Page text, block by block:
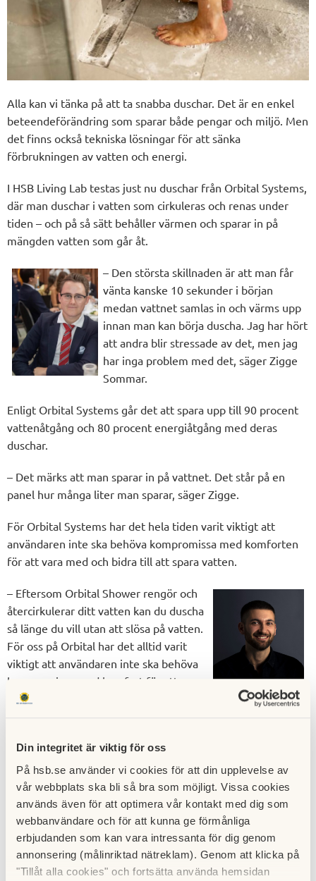
Din integritet är viktig för oss
På hsb.se använder vi cookies för att din upplevelse av
vår webbplats ska bli så bra som möjligt. Vissa cookies
används även för att optimera vår kontakt med dig som
webbanvändare och för att kunna ge förmånliga
erbjudanden som kan vara intressanta för dig genom
annonsering (målinriktad nätreklam). Genom att klicka på
"Tillåt alla cookies" och fortsätta använda hemsidan
Alla kan vi tänka på att ta snabba duschar. Det är en enkel
beteendeförändring som sparar både pengar och miljö. Men
det finns också tekniska lösningar för att sänka
förbrukningen av vatten och energi.
I HSB Living Lab testas just nu duschar från Orbital Systems,
där man duschar i vatten som cirkuleras och renas under
tiden – och på så sätt behåller värmen och sparar in på
mängden vatten som går åt.
– Den största skillnaden är att man får
vänta kanske 10 sekunder i början
medan vattnet samlas in och värms upp
innan man kan börja duscha. Jag har hört
att andra blir stressade av det, men jag
har inga problem med det, säger Zigge
Sommar.
Enligt Orbital Systems går det att spara upp till 90 procent
vattenåtgång och 80 procent energiåtgång med deras
duschar.
– Det märks att man sparar in på vattnet. Det står på en
panel hur många liter man sparar, säger Zigge.
För Orbital Systems har det hela tiden varit viktigt att
användaren inte ska behöva kompromissa med komforten
för att vara med och bidra till att spara vatten.
– Eftersom Orbital Shower rengör och
återcirkulerar ditt vatten kan du duscha
så länge du vill utan att slösa på vatten.
För oss på Orbital har det alltid varit
viktigt att användaren inte ska behöva
kompromissa med komfort för att vara
med och spara vatten, säger Mikkel
För att ge användaren den bästa möjliga duschupplevelsen
erbjuds bland annat precis kontroll av temperatur och
vattenflöde, det finns till och med ett spel att spela på den
digitala skärmen i duschen.
– Användaren kan ta en lång, skön dusch och samtidigt vara
med och spara vatten, säger Mikkel Garde.